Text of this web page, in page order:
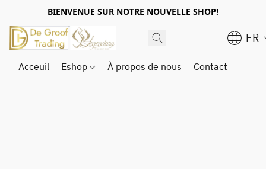
BIENVENUE SUR NOTRE NOUVELLE SHOP!
FR
Acceuil Eshop À propos de nous Contact